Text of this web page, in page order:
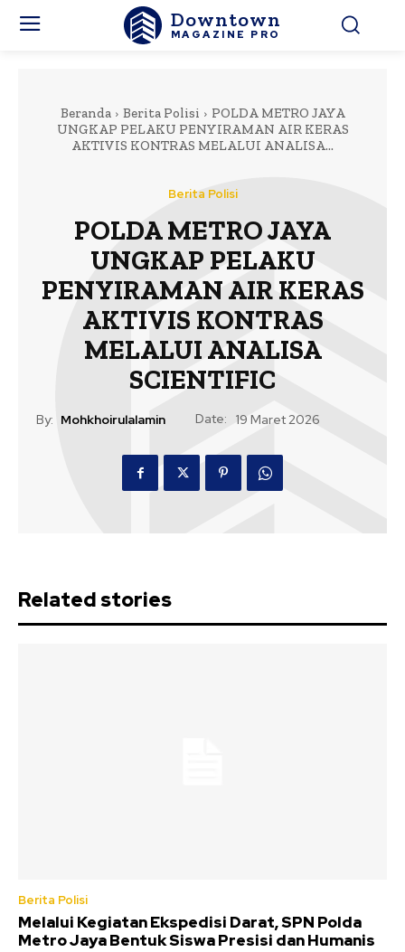
Downtown
MAGAZINE PRO
Beranda Berita Polisi
POLDA METRO JAYA
UNGKAP PELAKU PENYIRAMAN AIR KERAS
AKTIVIS KONTRAS MELALUI ANALISA...
Berita Polisi
POLDA METRO JAYA
UNGKAP PELAKU
PENYIRAMAN AIR KERAS
AKTIVIS KONTRAS
MELALUI ANALISA
SCIENTIFIC
By: Mohkhoirulalamin Date: 19 Maret 2026
Related stories
Berita Polisi
Melalui Kegiatan Ekspedisi Darat, SPN Polda
Metro Jaya Bentuk Siswa Presisi dan Humanis